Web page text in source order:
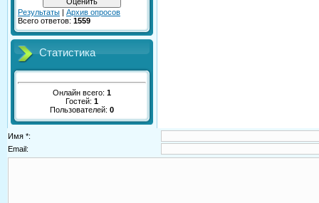
Результаты | Архив опросов
Всего ответов: 1559
Статистика
Онлайн всего: 1
Гостей: 1
Пользователей: 0
Имя *:
Email: